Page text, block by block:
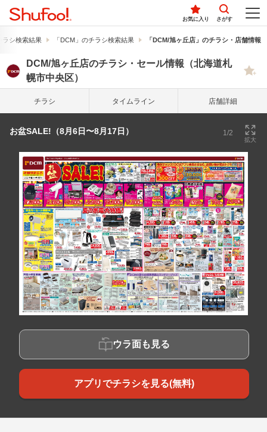
お気に入り さがす
ラシ検索結果 「DCM」のチラシ検索結果 「DCM/旭ヶ丘店」のチラシ・店舗情報
DCM/旭ヶ丘店のチラシ・セール情報（北海道札
幌市中央区）
チラシ タイム ライン 店舗詳細
お盆SALE!（8月6日〜8月17日） 1/2
拡大
ウラ面も見る
アプリでチラシを見る(無料)